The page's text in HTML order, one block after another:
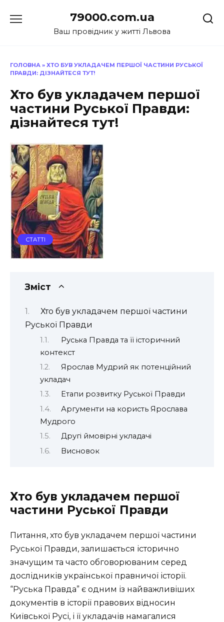
до
79000.com.ua
Ваш провідник у житті Львова
ГОЛОВНА » ХТО БУВ УКЛАДАЧЕМ ПЕРШОЇ ЧАСТИНИ РУСЬКОЇ
ПРАВДИ: ДІЗНАЙТЕСЯ ТУТ!
Хто був укладачем першої
частини Руської Правди:
дізнайтеся тут!
СТАТТІ
Зміст
Хто був укладачем першої частини
Руської Правди
Руська Правда та її історичний
контекст
Ярослав Мудрий як потенційний
укладач
Етапи розвитку Руської Правди
Аргументи на користь Ярослава
Мудрого
Другі ймовірні укладачі
Висновок
Хто був укладачем першої
частини Руської Правди
Питання, хто був укладачем першої частини
Руської Правди, залишається історично
значущим та часто обговорюваним серед
дослідників української правничої історії.
“Руська Правда” є одним із найважливіших
документів в історії правових відносин
Київської Русі, і її укладачів намагалися